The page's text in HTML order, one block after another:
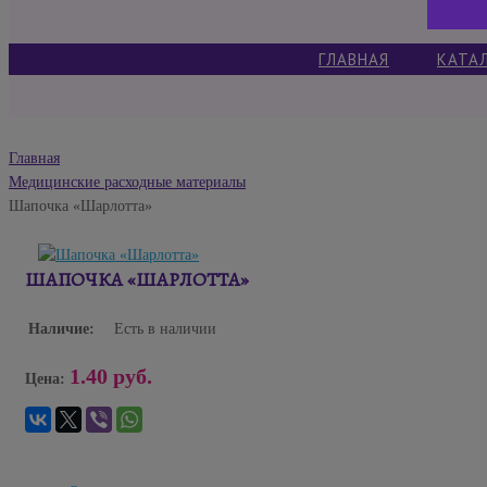
ГЛАВНАЯ
Главная
Медицинские расходные материалы
Шапочка «Шарлотта»
ШАПОЧКА «ШАРЛОТТА»
Наличие: Есть в наличии
Цена: 1.40 руб.